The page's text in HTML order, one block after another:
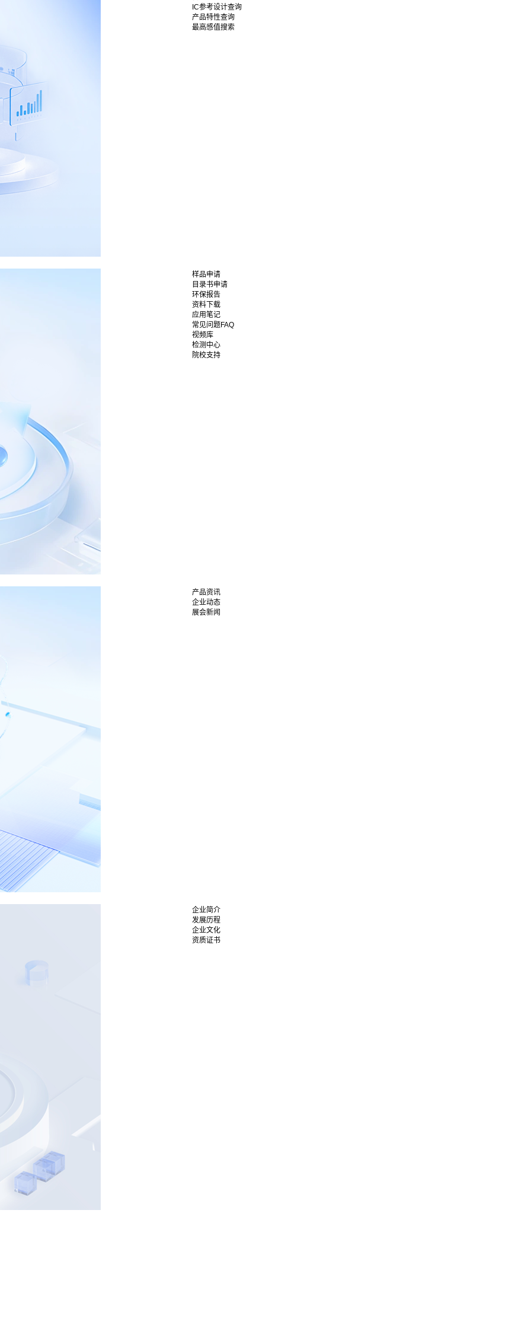
IC参考设计查询
产品特性查询
最高感值搜索
样品申请
目录书申请
环保报告
资料下载
应用笔记
常见问题FAQ
视频库
检测中心
院校支持
产品资讯
企业动态
展会新闻
企业简介
发展历程
企业文化
资质证书